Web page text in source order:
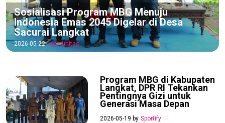
Sosialisasi Program MBG Menuju
Indonesia Emas 2045 Digelar di Desa
Sacurai Langkat
2026-05-22 Komunitas
Program MBG di Kabupaten
Langkat, DPR RI Tekankan
Pentingnya Gizi untuk
Generasi Masa Depan
2026-05-19 by Sportify